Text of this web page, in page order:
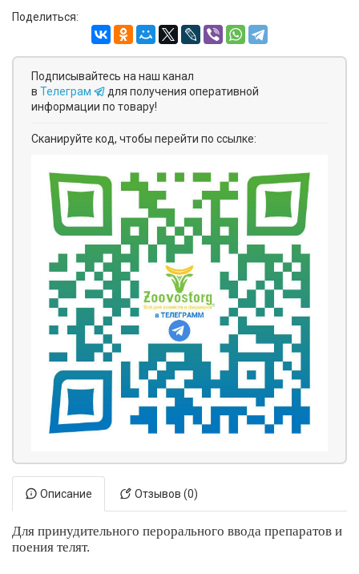
Поделиться:
Подписывайтесь на наш канал
в Телеграм
для получения оперативной
информации по товару!
Сканируйте код, чтобы перейти по ссылке:
Описание Отзывов (0)
Для принудительного перорального ввода препаратов и
поения телят.